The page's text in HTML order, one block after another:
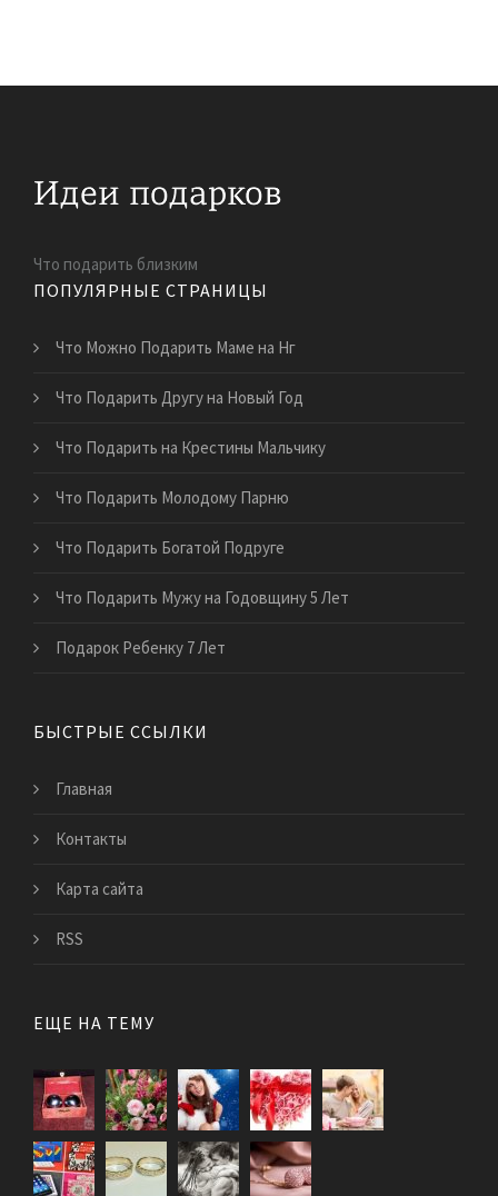
Что подарить близким
ПОПУЛЯРНЫЕ СТРАНИЦЫ
Что Можно Подарить Маме на Нг
Что Подарить Другу на Новый Год
Что Подарить на Крестины Мальчику
Что Подарить Молодому Парню
Что Подарить Богатой Подруге
Что Подарить Мужу на Годовщину 5 Лет
Подарок Ребенку 7 Лет
БЫСТРЫЕ ССЫЛКИ
Главная
Контакты
Карта сайта
RSS
ЕЩЕ НА ТЕМУ